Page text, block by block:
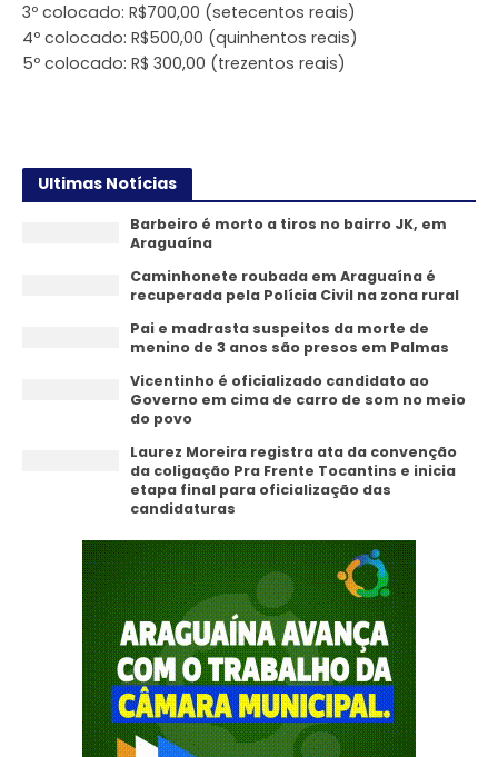
3º colocado: R$700,00 (setecentos reais)
4º colocado: R$500,00 (quinhentos reais)
5º colocado: R$ 300,00 (trezentos reais)
Ultimas Notícias
Barbeiro é morto a tiros no bairro JK, em
Araguaína
Caminhonete roubada em Araguaína é
recuperada pela Polícia Civil na zona rural
Pai e madrasta suspeitos da morte de
menino de 3 anos são presos em Palmas
Vicentinho é oficializado candidato ao
Governo em cima de carro de som no meio
do povo
Laurez Moreira registra ata da convenção
da coligação Pra Frente Tocantins e inicia
etapa final para oficialização das
candidaturas